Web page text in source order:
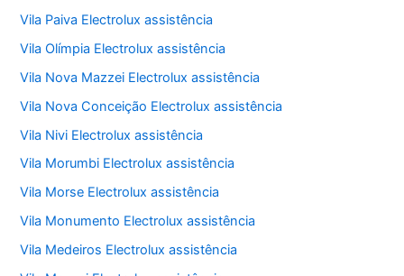
Vila Paiva Electrolux assistência
Vila Olímpia Electrolux assistência
Vila Nova Mazzei Electrolux assistência
Vila Nova Conceição Electrolux assistência
Vila Nivi Electrolux assistência
Vila Morumbi Electrolux assistência
Vila Morse Electrolux assistência
Vila Monumento Electrolux assistência
Vila Medeiros Electrolux assistência